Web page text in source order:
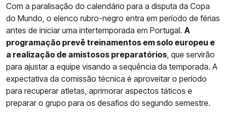
Com a paralisação do calendário para a disputa da Copa
do Mundo, o elenco rubro-negro entra em período de férias
antes de iniciar uma intertemporada em Portugal. A
programação prevê treinamentos em solo europeu e
a realização de amistosos preparatórios , que servirão
para ajustar a equipe visando a sequência da temporada. A
expectativa da comissão técnica é aproveitar o período
para recuperar atletas, aprimorar aspectos táticos e
preparar o grupo para os desafios do segundo semestre.